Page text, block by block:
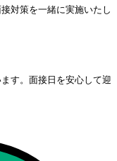
対策を一緒に実施いたし
す。面接日を安心して迎